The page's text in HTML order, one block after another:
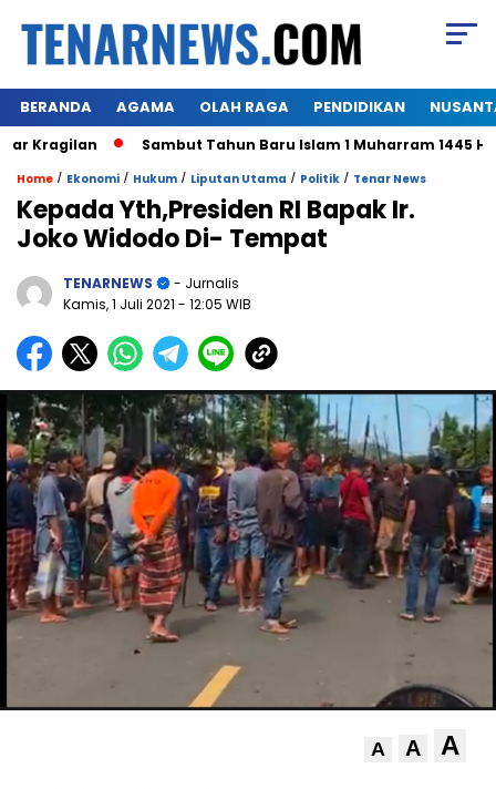
BERANDA AGAMA OLAH RAGA PENDIDIKAN
Sambut Tahun Baru Islam 1 Muharram 1445
Home / Ekonomi / Hukum / Liputan Utama / Politik / Tenar News
Kepada Yth,Presiden RI Bapak Ir.
Joko Widodo Di- Tempat
TENARNEWS
- Jurnalis
Kamis, 1 Juli 2021 - 12:05 WIB
A A A